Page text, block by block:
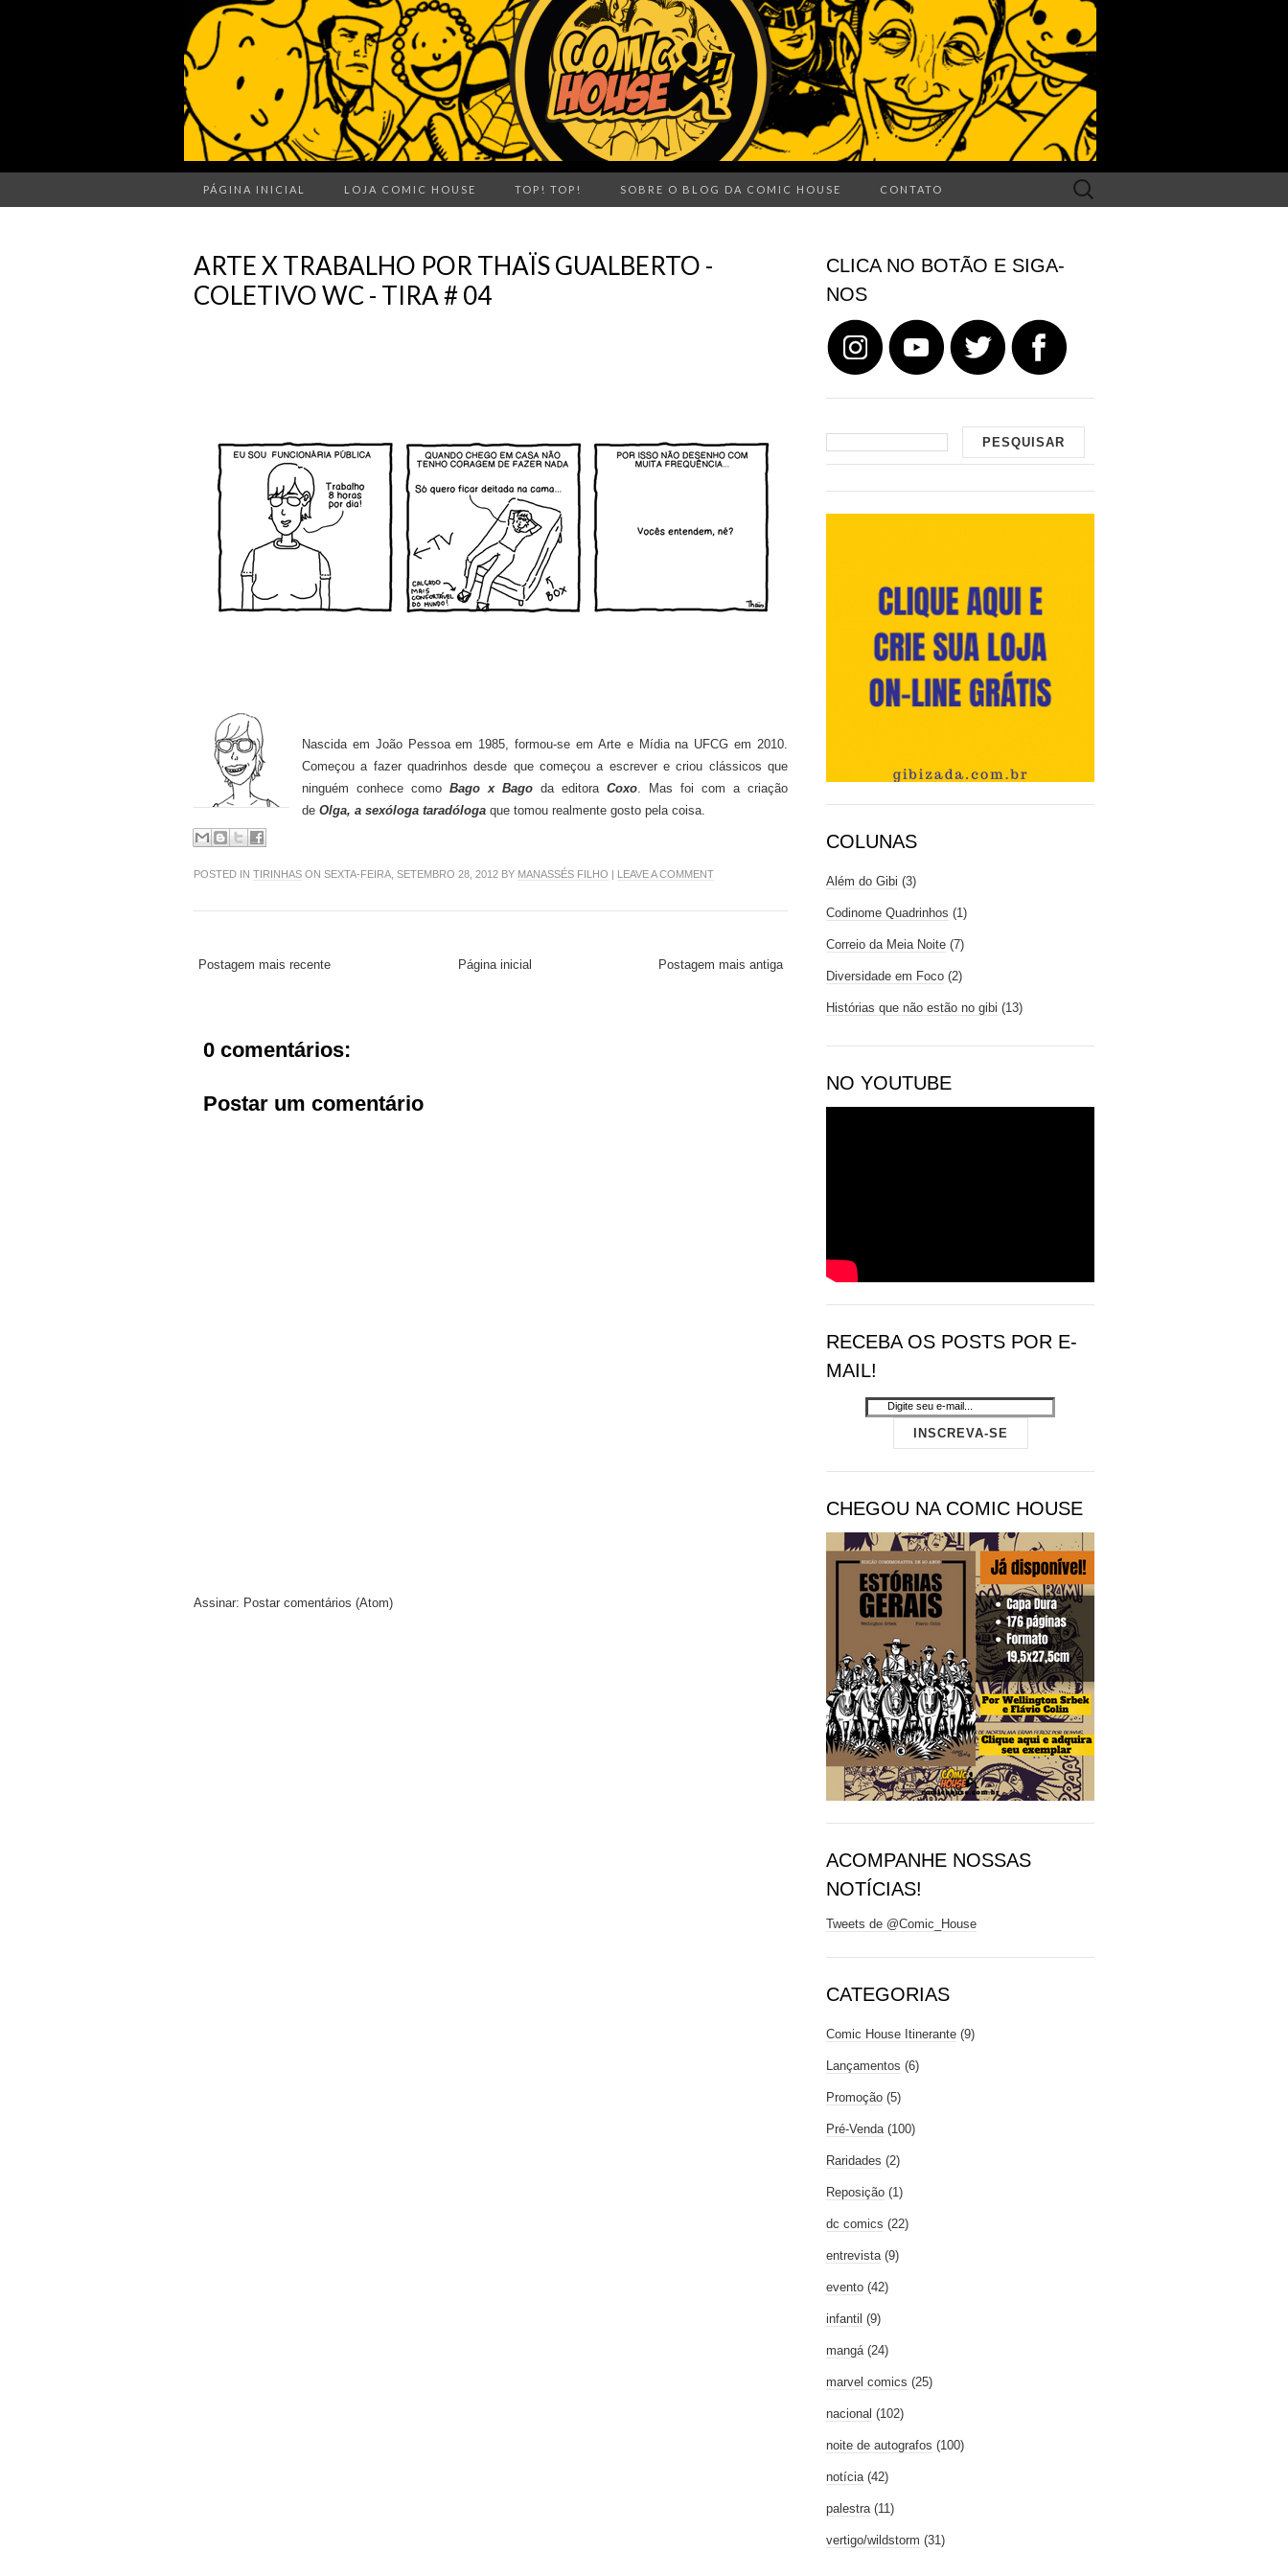
PÁGINA INICIAL LOJA COMIC HOUSE TOP! TOP! SOBRE O BLOG DA COMIC HOUSE CONTATO
Search
for:
ARTE X TRABALHO POR THAÏS GUALBERTO -
COLETIVO WC - TIRA # 04
Nascida em João Pessoa em 1985, formou-se em Arte e Mídia na UFCG em 2010.
Começou a fazer quadrinhos desde que começou a escrever e criou clássicos que
ninguém conhece como Bago x Bago da editora Coxo. Mas foi com a criação
de Olga, a sexóloga taradóloga que tomou realmente gosto pela coisa.
POSTED IN TIRINHAS ON SEXTA-FEIRA, SETEMBRO 28, 2012 BY MANASSÉS FILHO | LEAVE A COMMENT
Postagem mais recente Postagem mais antiga
Página inicial
0 comentários:
Postar um comentário
Assinar: Postar comentários (Atom)
CLICA NO BOTÃO E SIGA-
NOS
COLUNAS
Além do Gibi (3)
Codinome Quadrinhos (1)
Correio da Meia Noite (7)
Diversidade em Foco (2)
Histórias que não estão no gibi (13)
NO YOUTUBE
RECEBA OS POSTS POR E-
MAIL!
CHEGOU NA COMIC HOUSE
ACOMPANHE NOSSAS
NOTÍCIAS!
Tweets de @Comic_House
CATEGORIAS
Comic House Itinerante (9)
Lançamentos (6)
Promoção (5)
Pré-Venda (100)
Raridades (2)
Reposição (1)
dc comics (22)
entrevista (9)
evento (42)
infantil (9)
mangá (24)
marvel comics (25)
nacional (102)
noite de autografos (100)
notícia (42)
palestra (11)
vertigo/wildstorm (31)